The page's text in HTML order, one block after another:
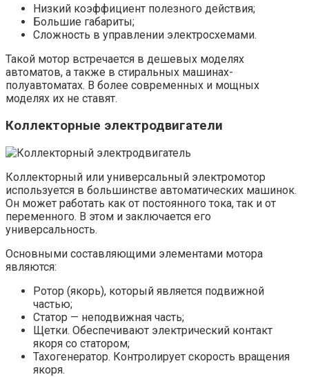
Низкий коэффициент полезного действия;
Большие габариты;
Сложность в управлении электросхемами.
Такой мотор встречается в дешевых моделях
автоматов, а также в стиральных машинах-
полуавтоматах. В более современных и мощных
моделях их не ставят.
Коллекторные электродвигатели
Коллекторный или универсальный электромотор
используется в большинстве автоматических машинок.
Он может работать как от постоянного тока, так и от
переменного. В этом и заключается его
универсальность.
Основными составляющими элементами мотора
являются:
Ротор (якорь), который является подвижной
частью;
Статор — неподвижная часть;
Щетки. Обеспечивают электрический контакт
якоря со статором;
Тахогенератор. Контролирует скорость вращения
якоря.